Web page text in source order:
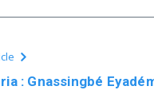
: Gnassingbé